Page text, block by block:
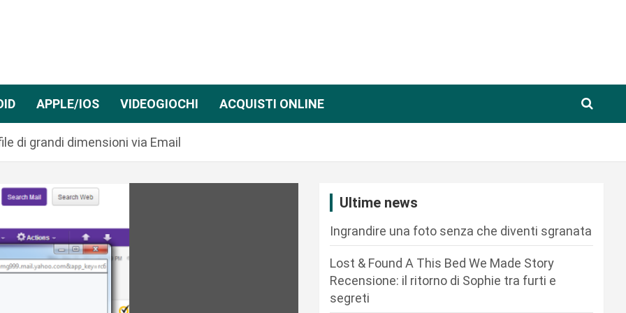
APPLE/IOS VIDEOGIOCHI ACQUISTI ONLINE
di grandi dimensioni via Email
Ultime news
Ingrandire una foto senza che diventi sgranata
Lost & Found A This Bed We Made Story
Recensione: il ritorno di Sophie tra furti e
segreti